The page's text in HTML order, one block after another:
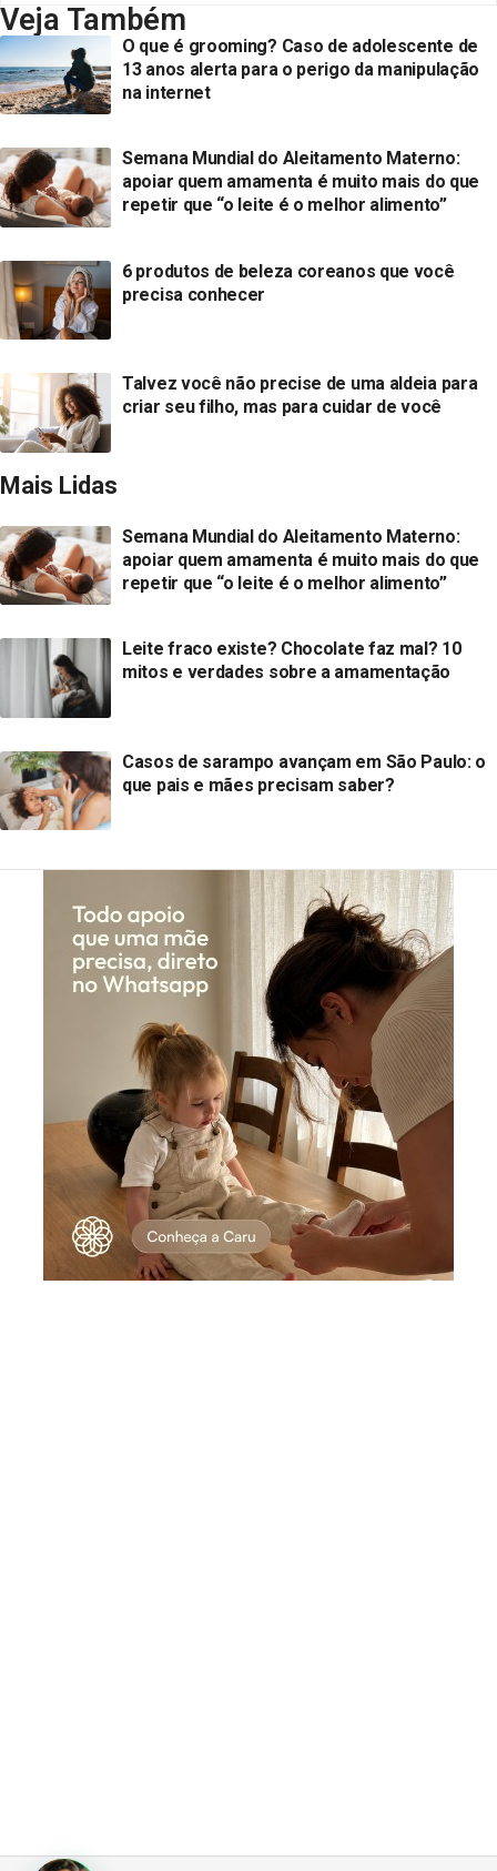
Veja Também
O que é grooming? Caso de adolescente de
13 anos alerta para o perigo da manipulação
na internet
Semana Mundial do Aleitamento Materno:
apoiar quem amamenta é muito mais do que
repetir que “o leite é o melhor alimento”
6 produtos de beleza coreanos que você
precisa conhecer
Talvez você não precise de uma aldeia para
criar seu filho, mas para cuidar de você
Mais Lidas
Semana Mundial do Aleitamento Materno:
apoiar quem amamenta é muito mais do que
repetir que “o leite é o melhor alimento”
Leite fraco existe? Chocolate faz mal? 10
mitos e verdades sobre a amamentação
Casos de sarampo avançam em São Paulo: o
que pais e mães precisam saber?